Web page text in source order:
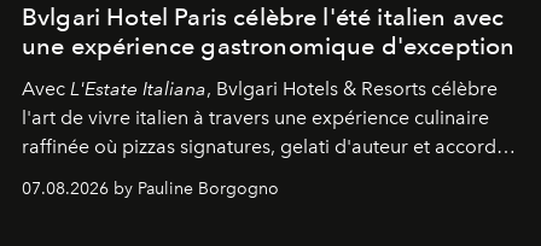
Bvlgari Hotel Paris célèbre l'été italien avec
une expérience gastronomique d'exception
Avec L'Estate Italiana, Bvlgari Hotels & Resorts célèbre
l'art de vivre italien à travers une expérience culinaire
raffinée où pizzas signatures, gelati d'auteur et accords
07.08.2026 by Pauline Borgogno